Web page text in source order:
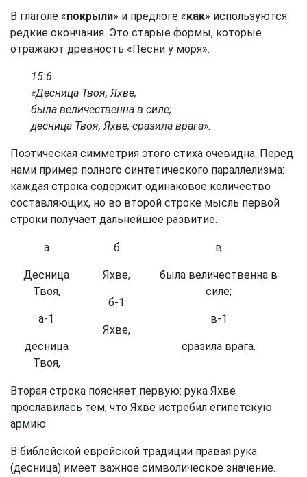
В глаголе «покрыли» и предлоге «как» используются
редкие окончания. Это старые формы, которые
отражают древность «Песни у моря».
15:6
«Десница Твоя, Яхве,
была величественна в силе;
десница Твоя, Яхве, сразила врага».
Поэтическая симметрия этого стиха очевидна. Перед
нами пример полного синтетического параллелизма:
каждая строка содержит одинаковое количество
составляющих, но во второй строке мысль первой
строки получает дальнейшее развитие.
а
Десница
Твоя,
а-1
десница
Твоя,
б
Яхве,
б-1
Яхве,
в
была величественна в
силе;
в-1
сразила врага.
Вторая строка поясняет первую: рука Яхве
прославилась тем, что Яхве истребил египетскую
армию.
В библейской еврейской традиции правая рука
(десница) имеет важное символическое значение.